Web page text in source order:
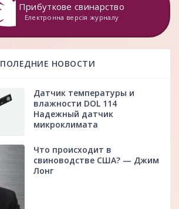
Прибуткове свинарство
Електронна версія журналу
ПОЛЕДНИЕ НОВОСТИ
Датчик температуры и
влажности DOL 114
Надежный датчик
микроклимата
Что происходит в
свиноводстве США? — Джим
Лонг